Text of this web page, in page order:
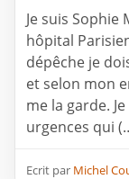
Je suis
hôpital
dépêche je
et selon mon
me la garde.
urgences qui
Ecrit par Michel